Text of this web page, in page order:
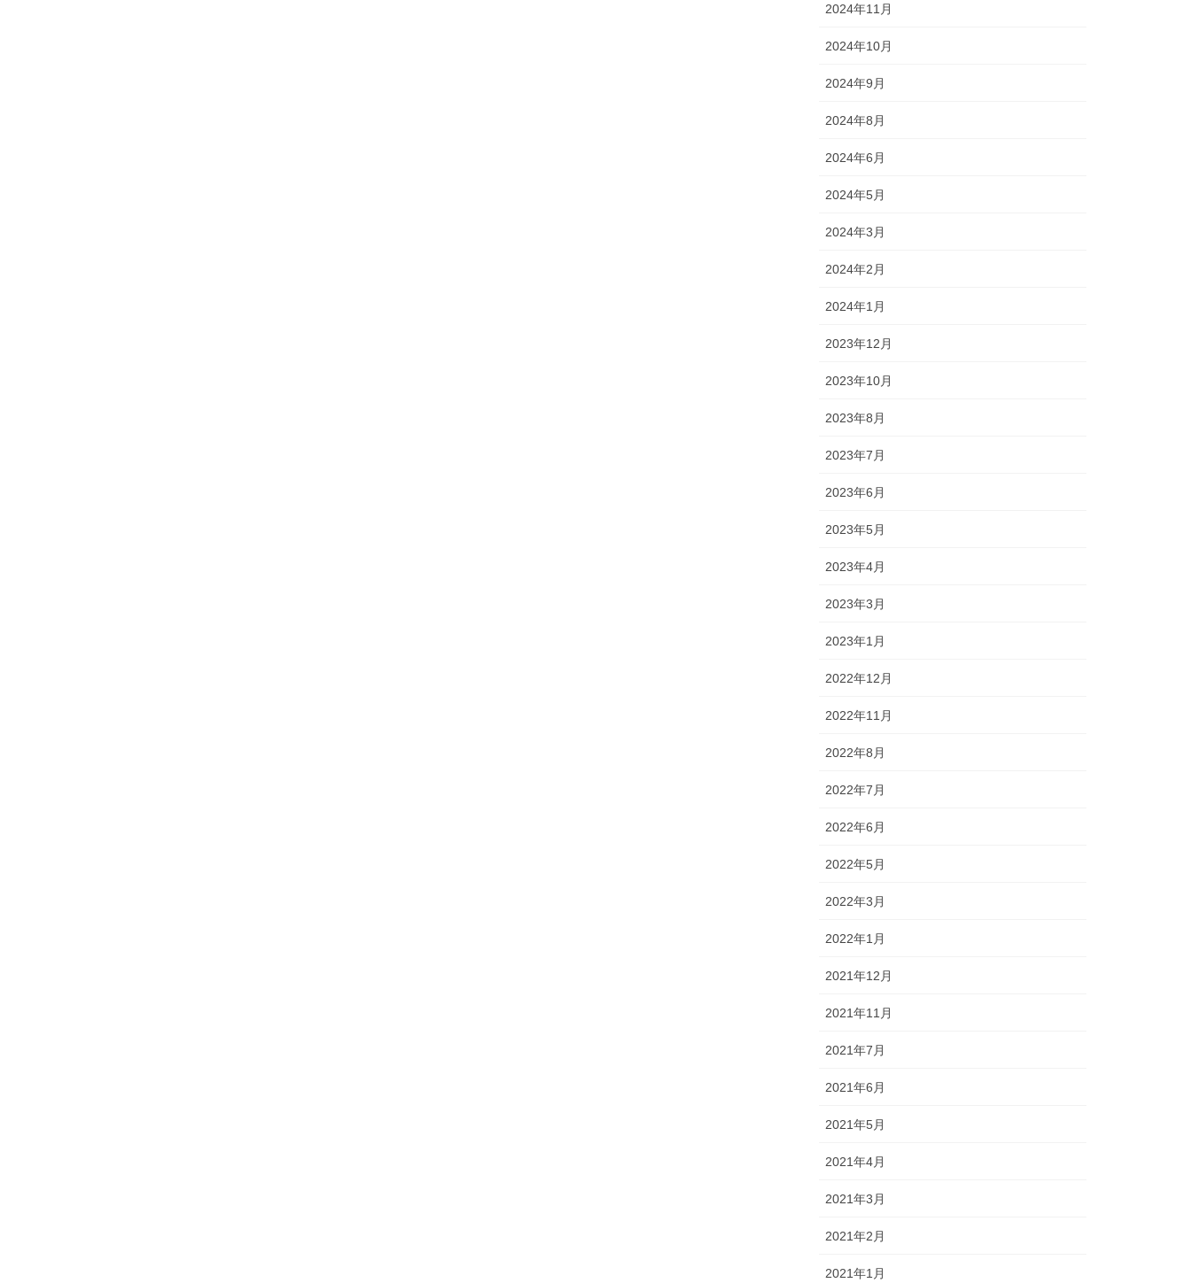
2024年11月
2024年10月
2024年9月
2024年8月
2024年6月
2024年5月
2024年3月
2024年2月
2024年1月
2023年12月
2023年10月
2023年8月
2023年7月
2023年6月
2023年5月
2023年4月
2023年3月
2023年1月
2022年12月
2022年11月
2022年8月
2022年7月
2022年6月
2022年5月
2022年3月
2022年1月
2021年12月
2021年11月
2021年7月
2021年6月
2021年5月
2021年4月
2021年3月
2021年2月
2021年1月